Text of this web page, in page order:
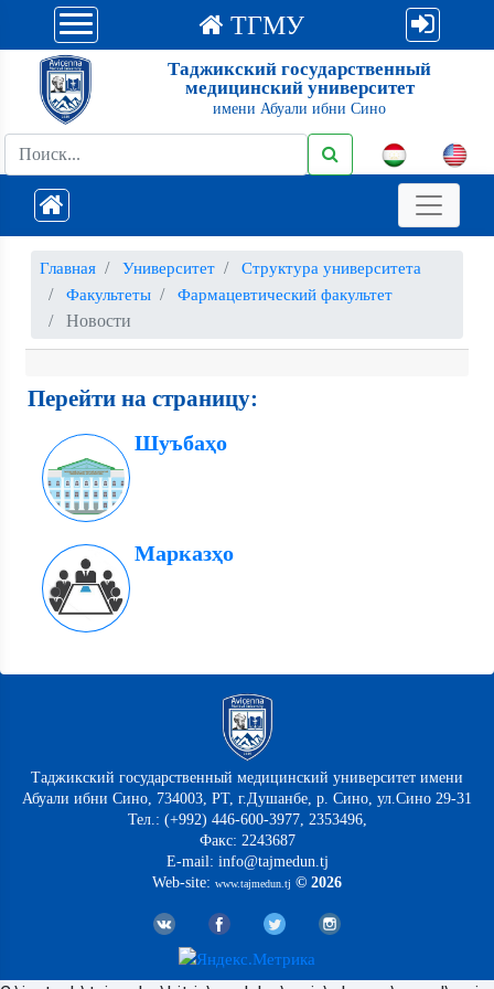
ТГМУ
Таджикский государственный
медицинский университет
имени Абуали ибни Сино
Главная Университет
Структура университета
Факультеты
Фармацевтический факультет
Новости
Перейти на страницу:
Шуъбаҳо
Марказҳо
Таджикский государственный медицинский университет имени
Абуали ибни Сино, 734003, РТ, г.Душанбе, р. Сино, ул.Сино 29-31
Тел.: (+992) 446-600-3977, 2353496,
Факс: 2243687
E-mail: info@tajmedun.tj
Web-site: www.tajmedun.tj © 2026